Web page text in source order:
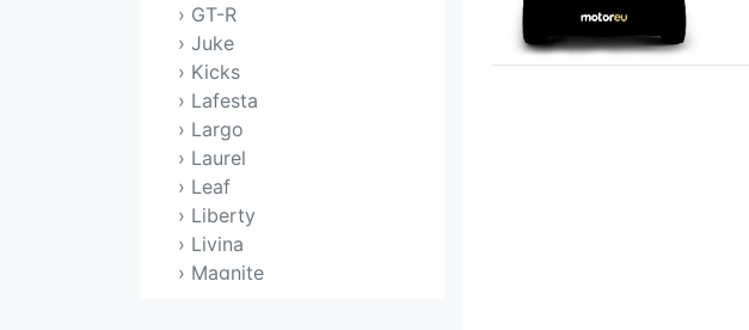
› GT-R
› Juke
› Kicks
› Lafesta
› Largo
› Laurel
› Leaf
› Liberty
› Livina
› Magnite